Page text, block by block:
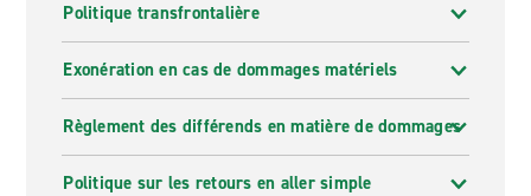
Politique transfrontalière
Exonération en cas de dommages matériels
Règlement des différends en matière de dommages
Politique sur les retours en aller simple